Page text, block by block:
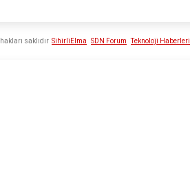
SihirliElma SDN Forum Teknoloji Haberleri
saklıdır